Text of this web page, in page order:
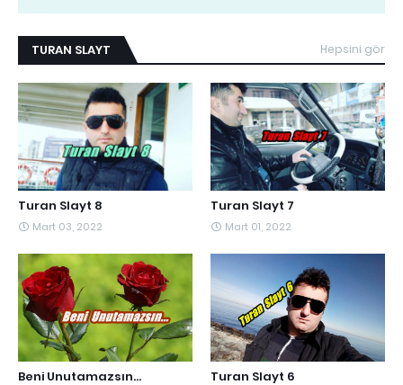
TURAN SLAYT Hepsini gör
Turan Slayt 8
Mart 03, 2022
Turan Slayt 7
Mart 01, 2022
Beni Unutamazsın... Turan Slayt 6